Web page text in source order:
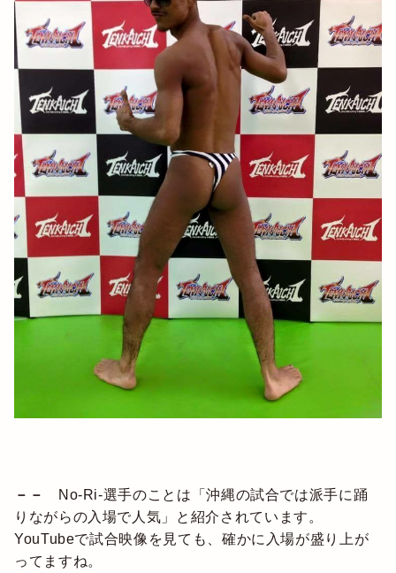
－－
No-Ri-選手のことは「沖縄の試合では派手に踊
りながらの入場で人気」と紹介されています。
YouTubeで試合映像を見ても、確かに入場が盛り上が
ってますね。